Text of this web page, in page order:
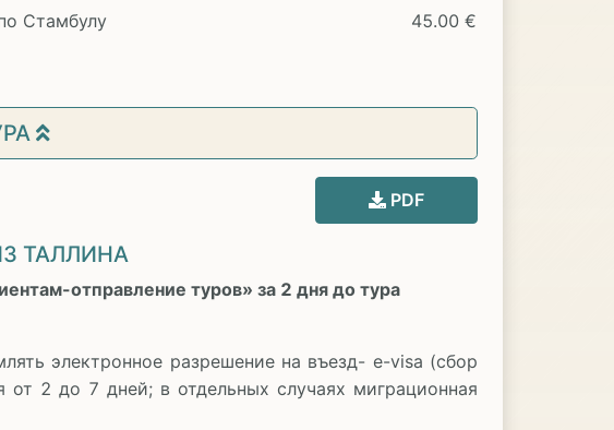
Стамбулу 45.00 €
PDF
ТАЛЛИНА
отправление туров» за 2 дня до тура
электронное разрешение на въезд- e-visa (сбор
2 до 7 дней; в отдельных случаях миграционная